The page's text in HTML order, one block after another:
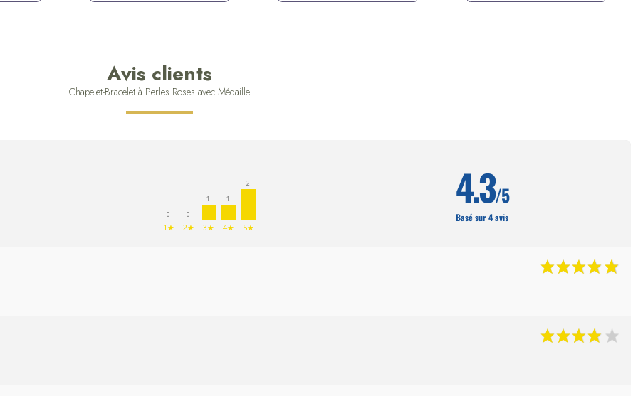
Avis clients
Chapelet-Bracelet à Perles Roses avec Médaille
0
1★
0
2★
1
3★
1
4★
2
5★
4.3/5
Basé sur 4 avis